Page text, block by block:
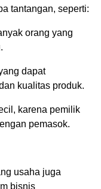
tantangan, seperti:
orang yang
dapat
kualitas produk.
karena pemilik
pemasok.
usaha juga
bisnis